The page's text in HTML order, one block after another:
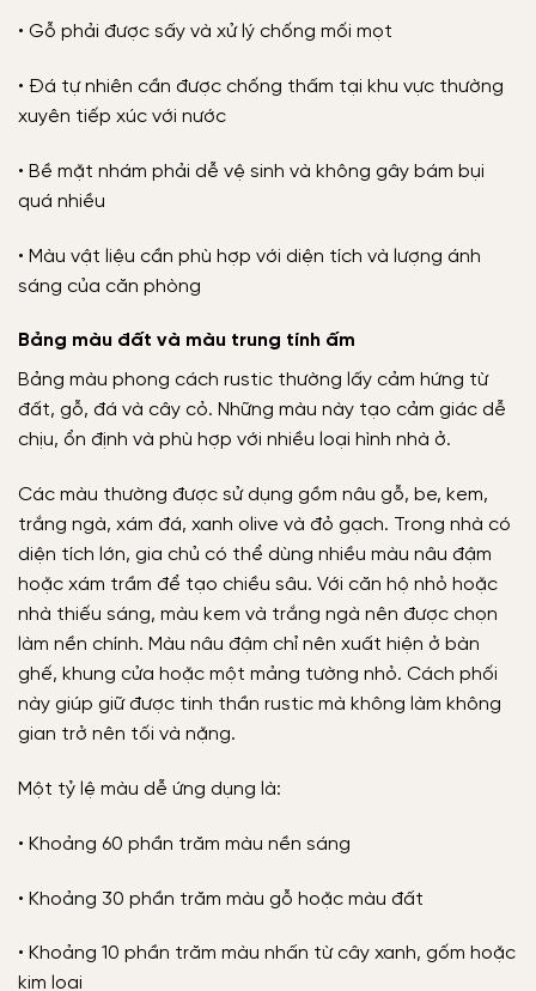
• Gỗ phải được sấy và xử lý chống mối mọt
• Đá tự nhiên cần được chống thấm tại khu vực thường
xuyên tiếp xúc với nước
• Bề mặt nhám phải dễ vệ sinh và không gây bám bụi
quá nhiều
• Màu vật liệu cần phù hợp với diện tích và lượng ánh
sáng của căn phòng
Bảng màu đất và màu trung tính ấm
Bảng màu phong cách rustic thường lấy cảm hứng từ
đất, gỗ, đá và cây cỏ. Những màu này tạo cảm giác dễ
chịu, ổn định và phù hợp với nhiều loại hình nhà ở.
Các màu thường được sử dụng gồm nâu gỗ, be, kem,
trắng ngà, xám đá, xanh olive và đỏ gạch. Trong nhà có
diện tích lớn, gia chủ có thể dùng nhiều màu nâu đậm
hoặc xám trầm để tạo chiều sâu. Với căn hộ nhỏ hoặc
nhà thiếu sáng, màu kem và trắng ngà nên được chọn
làm nền chính. Màu nâu đậm chỉ nên xuất hiện ở bàn
ghế, khung cửa hoặc một mảng tường nhỏ. Cách phối
này giúp giữ được tinh thần rustic mà không làm không
gian trở nên tối và nặng.
Một tỷ lệ màu dễ ứng dụng là:
• Khoảng 60 phần trăm màu nền sáng
• Khoảng 30 phần trăm màu gỗ hoặc màu đất
• Khoảng 10 phần trăm màu nhấn từ cây xanh, gốm hoặc
kim loại